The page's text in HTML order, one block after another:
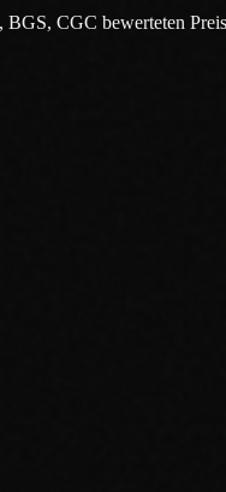
CGC bewerteten